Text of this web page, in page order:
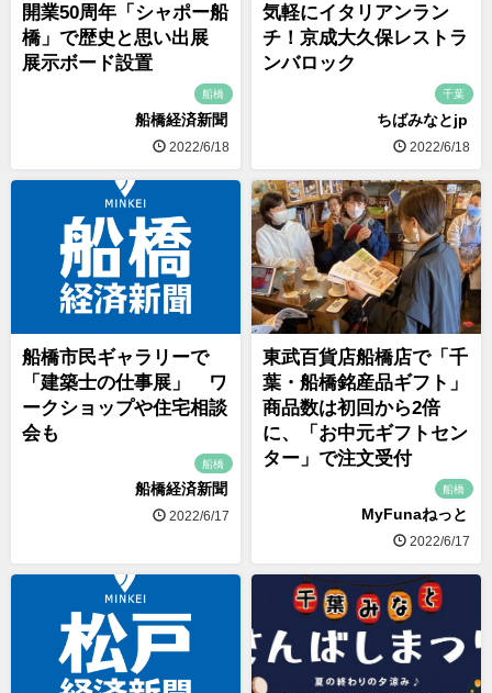
開業50周年「シャポー船
橋」で歴史と思い出展
展示ボード設置
船橋
船橋経済新聞
2022/6/18
気軽にイタリアンラン
チ！京成大久保レストラ
ンバロック
千葉
ちばみなとjp
2022/6/18
船橋市民ギャラリーで
「建築士の仕事展」 ワ
ークショップや住宅相談
会も
船橋
船橋経済新聞
2022/6/17
東武百貨店船橋店で「千
葉・船橋銘産品ギフト」
商品数は初回から2倍
に、「お中元ギフトセン
ター」で注文受付
船橋
MyFunaねっと
2022/6/17